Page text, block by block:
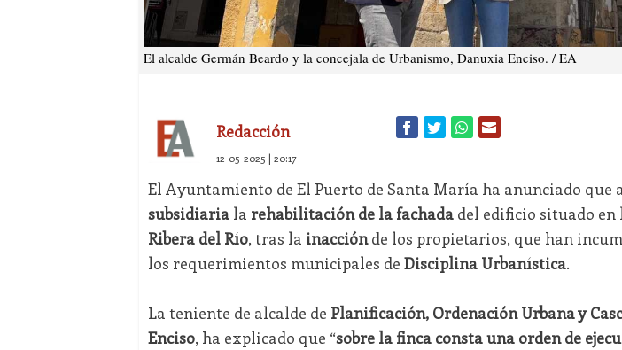
El alcalde Germán Beardo y la concejala de Urbanismo, Danuxia Enciso. / EA
Redacción
12-05-2025 | 20:17
El Ayuntamiento de El Puerto de Santa María ha anunciado que
subsidiariala rehabilitación de la fachadadel edificio situado en
Ribera del Río, tras la inacciónde los propietarios, que han
los requerimientos municipales de Disciplina Urbanística.
La teniente de alcalde de Planificación, Ordenación Urbana y
Enciso, ha explicado que “sobre la finca consta una orden de